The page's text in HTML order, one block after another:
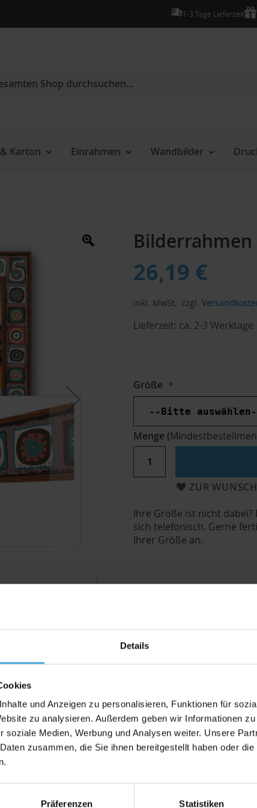
Details
und Anzeigen zu personalisieren, Funktionen für
zu analysieren. Außerdem geben wir Informationen
soziale Medien, Werbung und Analysen weiter. Unsere
zusammen, die Sie ihnen bereitgestellt haben oder
Präferenzen Statistiken
1-3 Tage Lieferzeit
Karton Einrahmen Wandbilder
Bilderrahmen
26,19 €
inkl. MwSt, zzgl.
Lieferzeit: ca. 2-3 Werktage
Größe
Menge (
ZUR
Ihre Größe ist nicht
sich telefonisch. Gerne
Ihrer Größe an.
Optik
Wand oder als Collage anmutende Wandgalerien -
finden sie in Büroräumen und gewerbliche Flächen,
Hause hergestellt. Sie bestehen aus 100%
Bewertungen